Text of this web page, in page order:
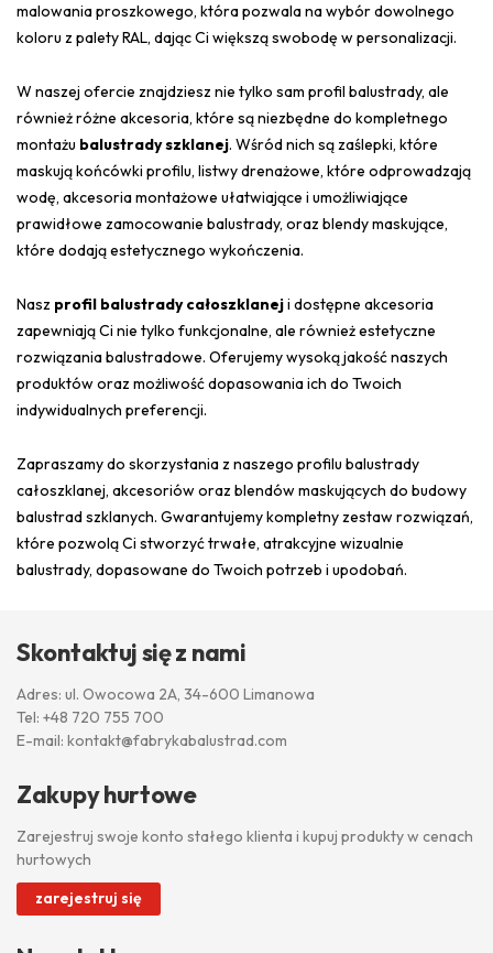
malowania proszkowego, która pozwala na wybór dowolnego
koloru z palety RAL, dając Ci większą swobodę w personalizacji.
W naszej ofercie znajdziesz nie tylko sam profil balustrady, ale
również różne akcesoria, które są niezbędne do kompletnego
montażu balustrady szklanej. Wśród nich są zaślepki, które
maskują końcówki profilu, listwy drenażowe, które odprowadzają
wodę, akcesoria montażowe ułatwiające i umożliwiające
prawidłowe zamocowanie balustrady, oraz blendy maskujące,
które dodają estetycznego wykończenia.
Nasz profil balustrady całoszklaneji dostępne akcesoria
zapewniają Ci nie tylko funkcjonalne, ale również estetyczne
rozwiązania balustradowe. Oferujemy wysoką jakość naszych
produktów oraz możliwość dopasowania ich do Twoich
indywidualnych preferencji.
Zapraszamy do skorzystania z naszego profilu balustrady
całoszklanej, akcesoriów oraz blendów maskujących do budowy
balustrad szklanych. Gwarantujemy kompletny zestaw rozwiązań,
które pozwolą Ci stworzyć trwałe, atrakcyjne wizualnie
balustrady, dopasowane do Twoich potrzeb i upodobań.
Skontaktuj się z nami
Adres: ul. Owocowa 2A, 34-600 Limanowa
Tel: +48 720 755 700
E-mail: kontakt@fabrykabalustrad.com
Zakupy hurtowe
Zarejestruj swoje konto stałego klienta i kupuj produkty w cenach
hurtowych
zarejestruj się